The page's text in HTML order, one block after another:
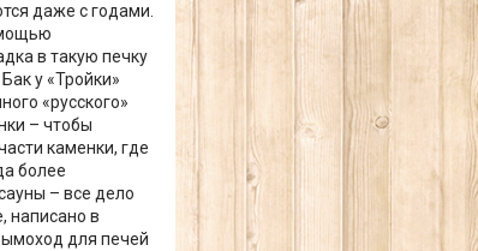
даже с годами.
в такую печку
у «Тройки»
«русского»
– чтобы
каменки, где
более
– все дело
написано в
для печей